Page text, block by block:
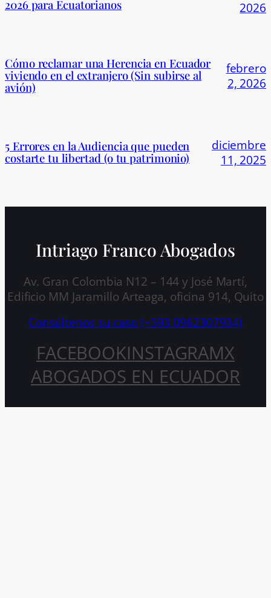
2026 para Ecuatorianos
2026
Cómo reclamar una Herencia en Ecuador
viviendo en el extranjero (Sin subirse al
avión)
febrero
2, 2026
5 Errores en la Audiencia que pueden
costarte tu libertad (o tu patrimonio)
diciembre
11, 2025
Intriago Franco Abogados
Av. Gran Colombia N12 – 144 y José Martí,
Edificio MM Jaramillo Arteaga, oficina 914, Quito
Consúltenos su caso (+593 0962307934)
FACEBOOKINSTAGRAMX
ABOGADOS EN ECUADOR